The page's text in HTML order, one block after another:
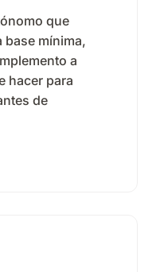
que
base mínima,
a
hacer para
de